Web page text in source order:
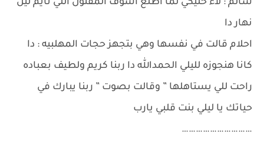
سالم : لاء خليكي لما اطلع اشوف المقتول اللي نايم ليل
نهار دا
احلام قالت في نفسها وهي بتجهز حجات المهلبيه : دا
كانا هنجوزه لليلي الحمدالله دا ربنا كريم ولطيف بعباده
راحت للي يستاهلها ” وقالت بصوت ” ربنا يبارك في
حياتك يا ليلي بنت قلبي يارب
…………………………